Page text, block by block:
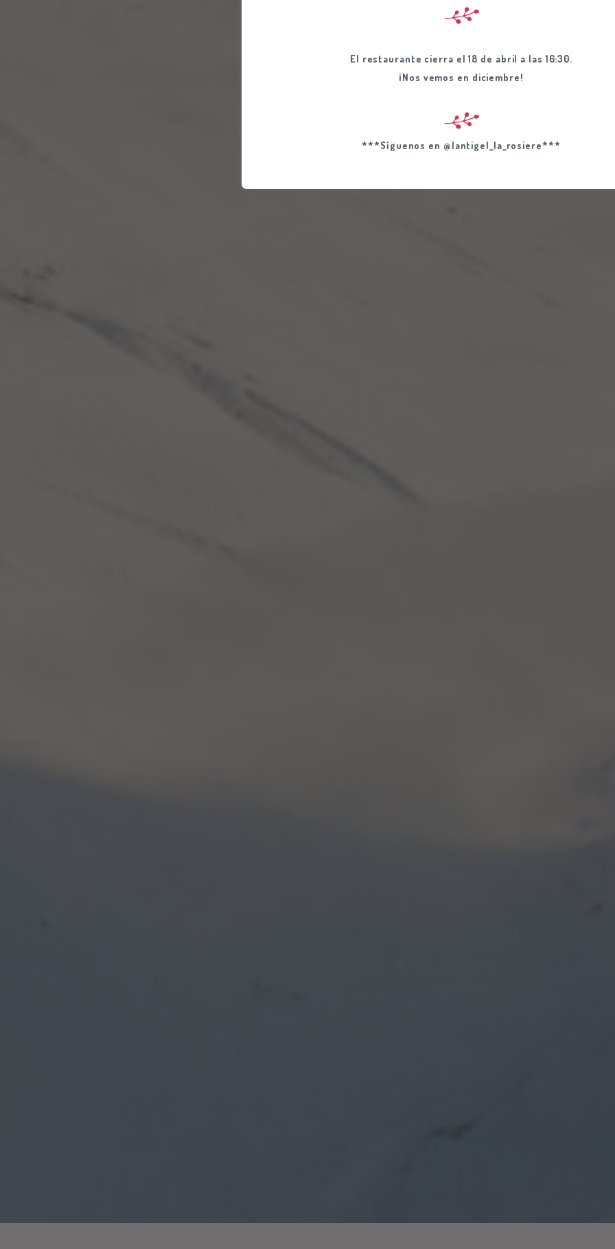
DEL
El restaurante cierra el 18 de abril a las 16:30.
¡Nos vemos en diciembre!
***Síguenos en @lantigel_la_rosiere***